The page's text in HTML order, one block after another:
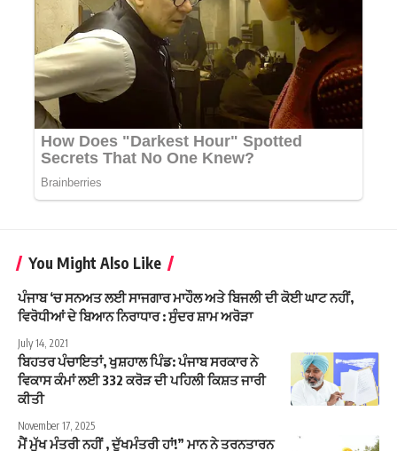
You Might Also Like
ਪੰਜਾਬ ‘ਚ ਸਨਅਤ ਲਈ ਸਾਜਗਾਰ ਮਾਹੌਲ ਅਤੇ ਬਿਜਲੀ ਦੀ ਕੋਈ ਘਾਟ ਨਹੀਂ,
ਵਿਰੋਧੀਆਂ ਦੇ ਬਿਆਨ ਨਿਰਾਧਾਰ : ਸੁੰਦਰ ਸ਼ਾਮ ਅਰੋੜਾ
July 14, 2021
ਬਿਹਤਰ ਪੰਚਾਇਤਾਂ, ਖੁਸ਼ਹਾਲ ਪਿੰਡ: ਪੰਜਾਬ ਸਰਕਾਰ ਨੇ
ਵਿਕਾਸ ਕੰਮਾਂ ਲਈ 332 ਕਰੋੜ ਦੀ ਪਹਿਲੀ ਕਿਸ਼ਤ ਜਾਰੀ
ਕੀਤੀ
November 17, 2025
ਮੈਂ ਮੁੱਖ ਮੰਤਰੀ ਨਹੀਂ , ਦੁੱਖਮੰਤਰੀ ਹਾਂ!” ਮਾਨ ਨੇ ਤਰਨਤਾਰਨ